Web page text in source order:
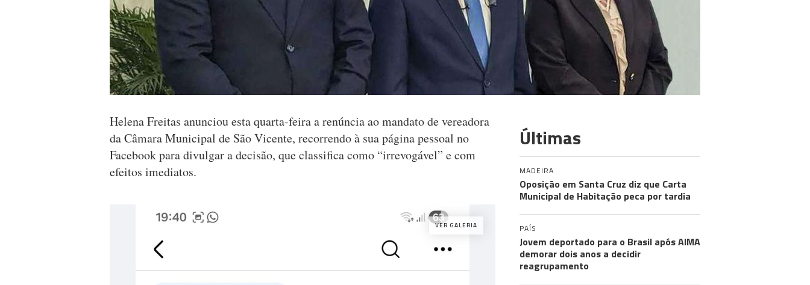
Helena Freitas anunciou esta quarta-feira a renúncia ao mandato de vereadora
da Câmara Municipal de São Vicente, recorrendo à sua página pessoal no
Facebook para divulgar a decisão, que classifica como “irrevogável” e com
efeitos imediatos.
VER GALERIA
Últimas
MADEIRA
Oposição em Santa Cruz diz que Carta
Municipal de Habitação peca por tardia
PAÍS
Jovem deportado para o Brasil após AIMA
demorar dois anos a decidir
reagrupamento